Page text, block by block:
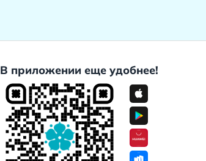
В приложении еще удобнее!